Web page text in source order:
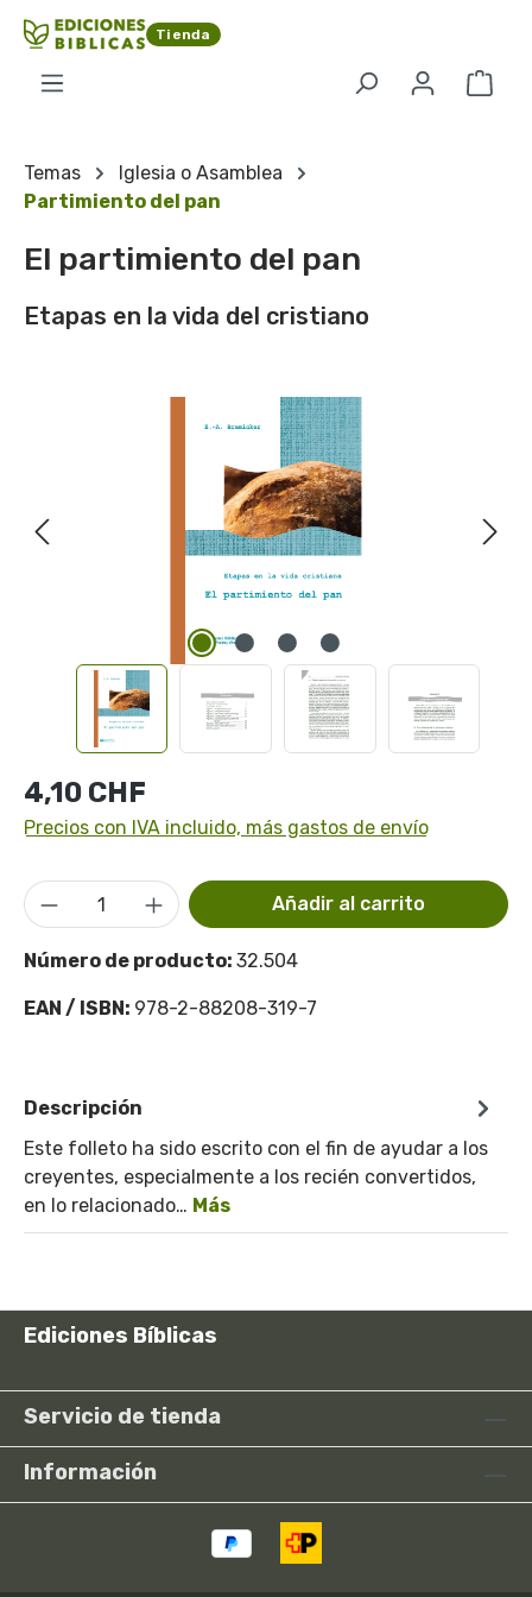
Saltar al contenido principal
Tienda
El
Temas
Iglesia o Asamblea
Partimiento del pan
El partimiento del pan
Etapas en la vida del cristiano
Precio normal:
4,10 CHF
Precios con IVA incluido, más gastos de envío
Cantidad del producto: introduce la
Añadir al carrito
Número de producto: 32.504
EAN / ISBN: 978-2-88208-319-7
Descripción
Este folleto ha sido escrito con el fin de ayudar a los
creyentes, especialmente a los recién convertidos,
en lo relacionado… Más
Ediciones Bíblicas
Servicio de tienda
Información